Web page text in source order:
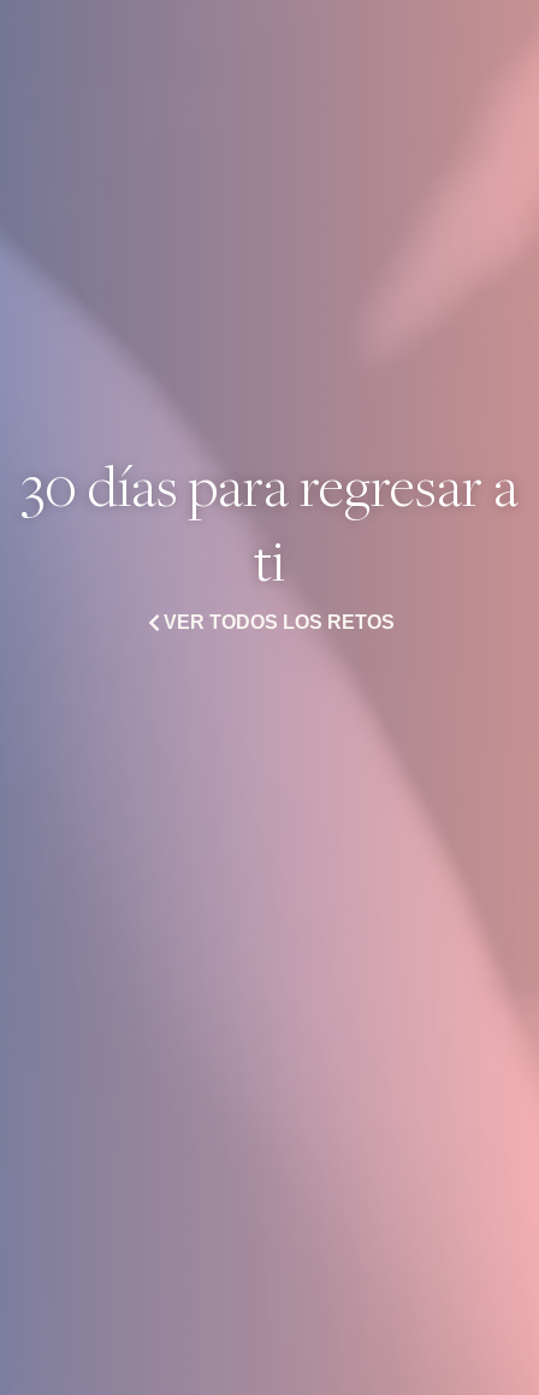
30 días para regresar a
ti
VER TODOS LOS RETOS